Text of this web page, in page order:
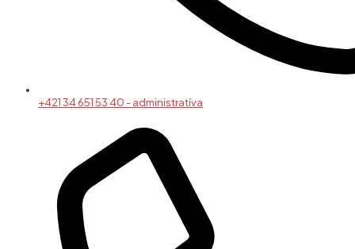
+421 34 651 53 40 - administratíva